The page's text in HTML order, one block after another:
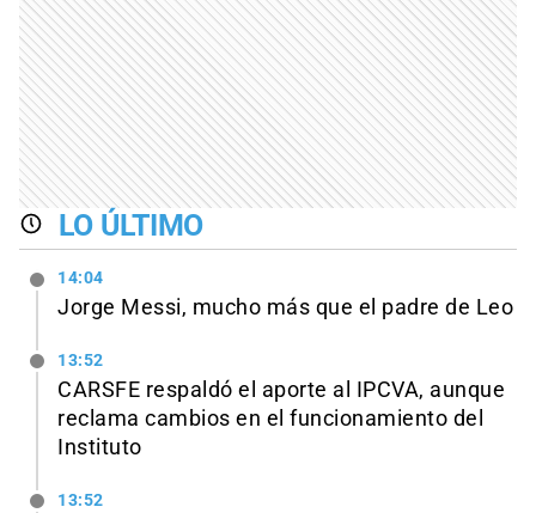
LO ÚLTIMO
14:04
Jorge Messi, mucho más que el padre de Leo
13:52
CARSFE respaldó el aporte al IPCVA, aunque
reclama cambios en el funcionamiento del
Instituto
13:52